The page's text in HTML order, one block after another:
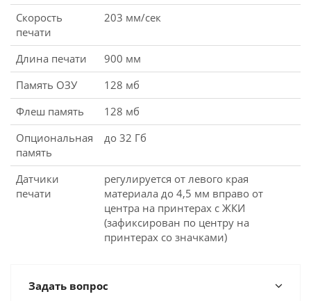
Скорость
печати
203 мм/сек
Длина печати
900 мм
Память ОЗУ
128 мб
Флеш память
128 мб
Опциональная
память
до 32 Гб
Датчики
печати
регулируется от левого края
материала до 4,5 мм вправо от
центра на принтерах с ЖКИ
(зафиксирован по центру на
принтерах со значками)
Задать вопрос